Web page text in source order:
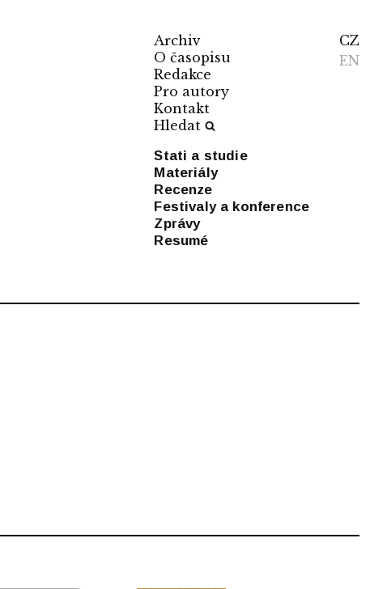
Archiv
O časopisu
Redakce
Pro autory
Kontakt
Hledat
Stati a studie
Materiály
Recenze
Festivaly a konference
Zprávy
Resumé
CZ
EN